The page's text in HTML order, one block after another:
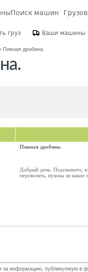
Поиск машин
груз Ваши машины
Пивная дробина.
Пивная дробина.
Добрый день. Подскажите,
перевозить, нужны ли какие
за информацию, публикуемую